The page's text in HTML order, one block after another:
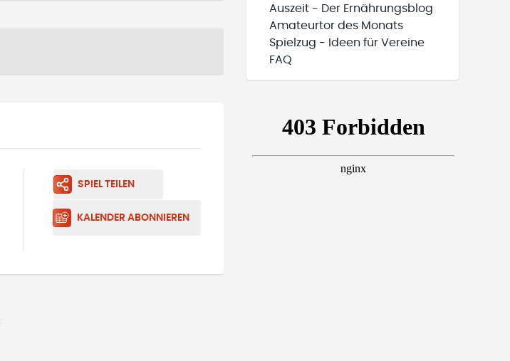
SPIEL TEILEN
KALENDER ABONNIEREN
Auszeit - Der Ernährungsblog
Amateurtor des Monats
Spielzug - Ideen für Vereine
FAQ